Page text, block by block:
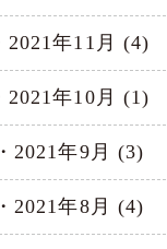
2021年11月 (4)
2021年10月 (1)
2021年9月 (3)
2021年8月 (4)